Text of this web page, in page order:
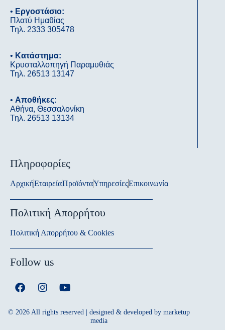
• Εργοστάσιο:
Πλατύ Ημαθίας
Τηλ. 2333 305478
• Κατάστημα:
Κρυσταλλοπηγή Παραμυθιάς
Τηλ. 26513 13147
• Αποθήκες:
Αθήνα, Θεσσαλονίκη
Τηλ. 26513 13134
Πληροφορίες
ΑρχικήΕταιρείαΠροϊόνταΥπηρεσίεςΕπικοινωνία
Πολιτική Απορρήτου
Πολιτική Απορρήτου & Cookies
Follow us
© 2026 All rights reserved | designed & developed bymarketup
media